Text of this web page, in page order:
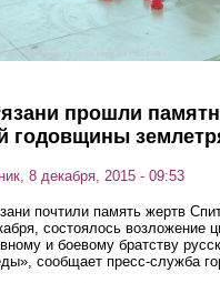
прошли
годовщины
8 декабря, 2015 - 09:53
почтили память жертв
состоялось возложение
и боевому братству
сообщает пресс-служба